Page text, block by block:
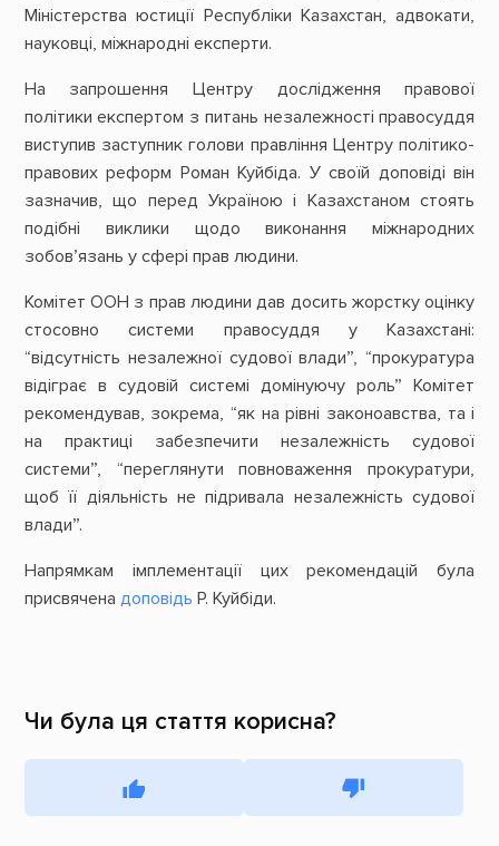
Міністерства юстиції Республіки Казахстан, адвокати,
науковці, міжнародні експерти.
На запрошення Центру дослідження правової
політикиекспертом з питань незалежності правосуддя
виступив заступник голови правління Центру політико-
правових реформ Роман Куйбіда. У своїй доповіді він
зазначив, що перед Україною і Казахстаном стоять
подібні виклики щодо виконання міжнародних
зобов’язань у сфері прав людини.
Комітет ООН з прав людини дав досить жорстку оцінку
стосовно системи правосуддя у Казахстані:
“відсутність незалежної судової влади”, “прокуратура
відіграє в судовій системі домінуючу роль” Комітет
рекомендував, зокрема, “як на рівні законоавства, та і
на практиці забезпечити незалежність судової
системи”, “переглянути повноваження прокуратури,
щоб її діяльність не підривала незалежність судової
влади”.
Напрямкам імплементації цих рекомендацій була
присвячена доповідь Р. Куйбіди.
Чи була ця стаття корисна?